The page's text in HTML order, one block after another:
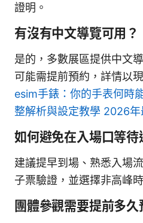
證明。
有沒有中文導覽可用？
是的，多數展區提供中文
可能需提前預約，詳情以
esim手錶：你的手表何時
整解析與設定教學 2026年
如何避免在入場口等待
建議提早到場、熟悉入場
子票驗證，並選擇非高峰
團體參觀需要提前多久